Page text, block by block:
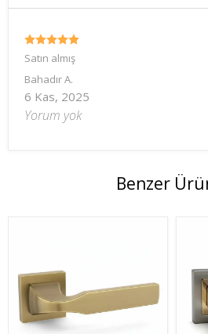
Satın almış
BahadırA.
6 Kas, 2025
Yorum yok
Benzer